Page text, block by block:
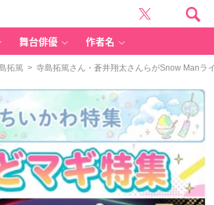
舞台俳優 作者名
拓篤 > 寺島拓篤さん・蒼井翔太さんらがSnow Manラ